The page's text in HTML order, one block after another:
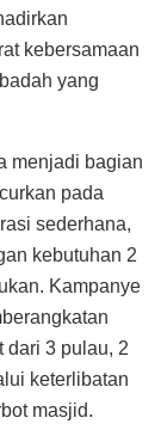
kebersamaan
yang
menjadi bagian
pada
sederhana,
kebutuhan 2
Kampanye
dari 3 pulau, 2
keterlibatan
masjid.